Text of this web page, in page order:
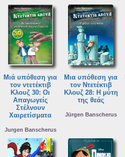
Μιά υπόθεση για
τον ντετέκτιβ
Κλουζ 30: Οι
Απαγωγείς
Στέλνουν
Χαιρετίσματα
Jurgen Banscherus
Μια υπόθεση για
τον Ντετέκτιβ
Κλουζ 28: Η μύτη
της θεάς
Jürgen Banscherus